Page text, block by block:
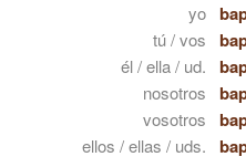
yo
tú / vos
él / ella / ud.
nosotros
vosotros
ellos / ellas / uds.